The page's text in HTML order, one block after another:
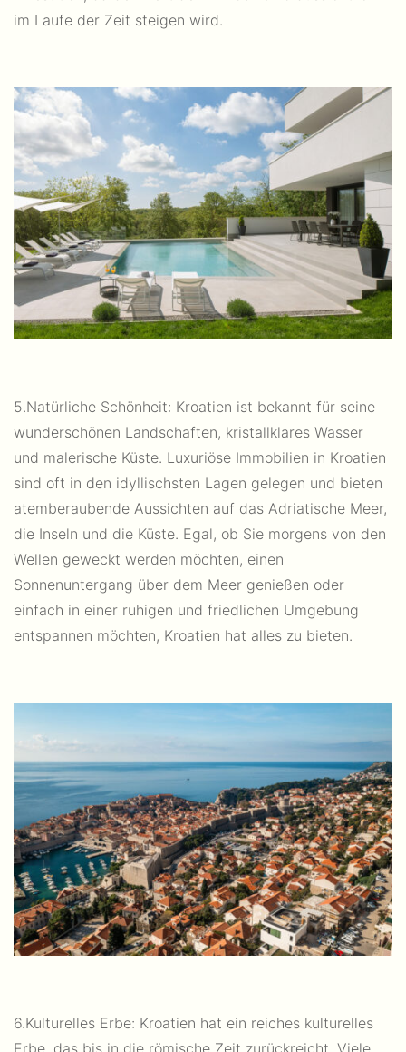
im Laufe der Zeit steigen wird.
5.Natürliche Schönheit: Kroatien ist bekannt für seine
wunderschönen Landschaften, kristallklares Wasser
und malerische Küste. Luxuriöse Immobilien in Kroatien
sind oft in den idyllischsten Lagen gelegen und bieten
atemberaubende Aussichten auf das Adriatische Meer,
die Inseln und die Küste. Egal, ob Sie morgens von den
Wellen geweckt werden möchten, einen
Sonnenuntergang über dem Meer genießen oder
einfach in einer ruhigen und friedlichen Umgebung
entspannen möchten, Kroatien hat alles zu bieten.
6.Kulturelles Erbe: Kroatien hat ein reiches kulturelles